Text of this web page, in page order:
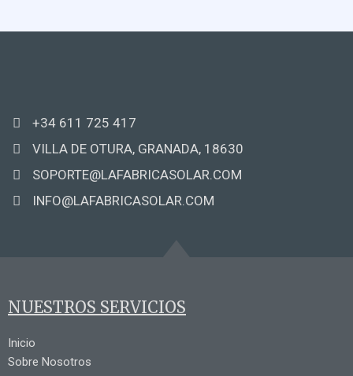
+34 611 725 417
VILLA DE OTURA, GRANADA, 18630
SOPORTE@LAFABRICASOLAR.COM
INFO@LAFABRICASOLAR.COM
NUESTROS SERVICIOS
Inicio
Sobre Nosotros